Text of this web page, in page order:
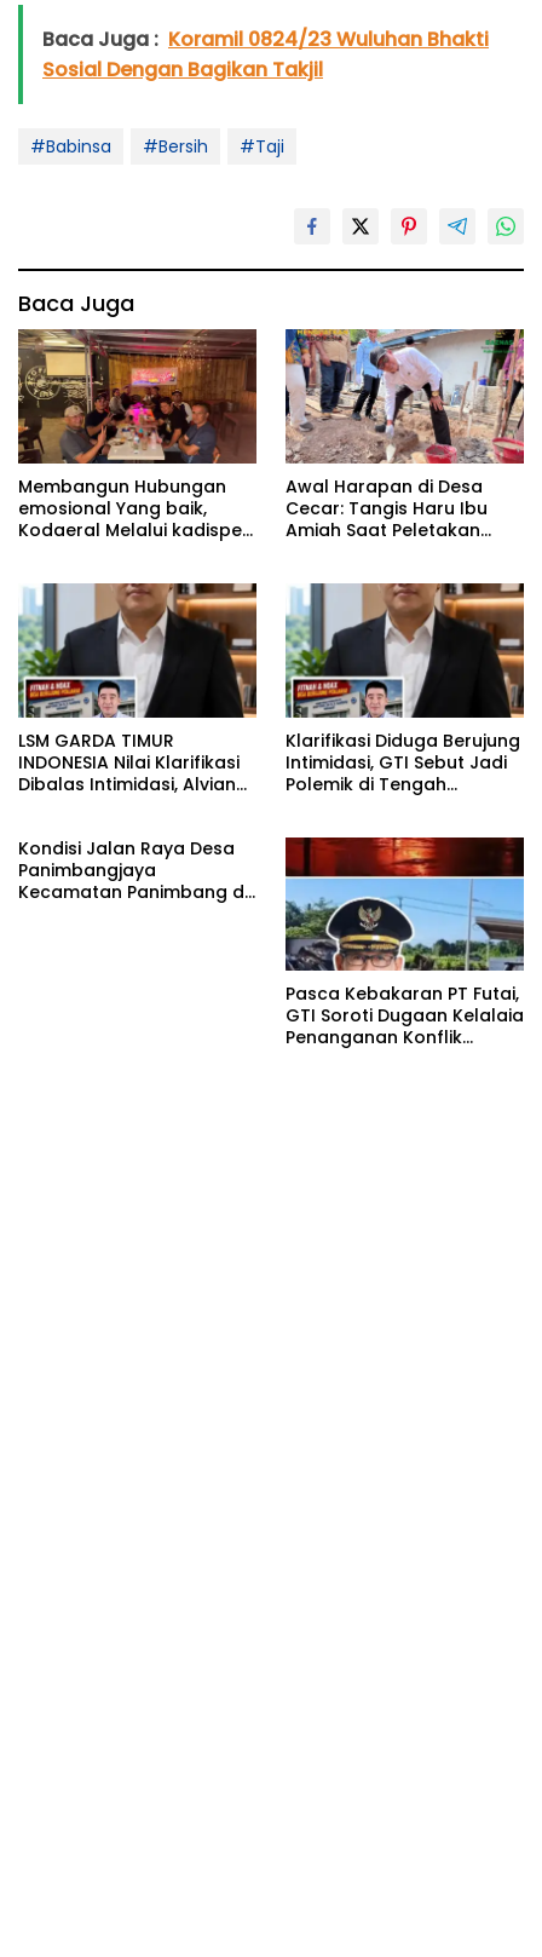
Baca Juga : Koramil 0824/23 Wuluhan Bhakti
Sosial Dengan Bagikan Takjil
#Babinsa #Bersih #Taji
Baca Juga
Membangun Hubungan
emosional Yang baik,
Kodaeral Melalui kadispen
tidak harus resmi Dengan
suasana Santai lebih
Dekat Dan Harmonis.
Awal Harapan di Desa
Cecar: Tangis Haru Ibu
Amiah Saat Peletakan
LSM GARDA TIMUR
INDONESIA Nilai Klarifikasi
Dibalas Intimidasi, Alvian
KUHAP pasal 108 ayat 1
Klarifikasi Diduga Berujung
Intimidasi, GTI Sebut Jadi
Polemik di Tengah
Kondisi Jalan Raya Desa
Panimbangjaya
Kecamatan Panimbang di
Pasca Kebakaran PT Futai,
GTI Soroti Dugaan Kelalaia
Penanganan Konflik